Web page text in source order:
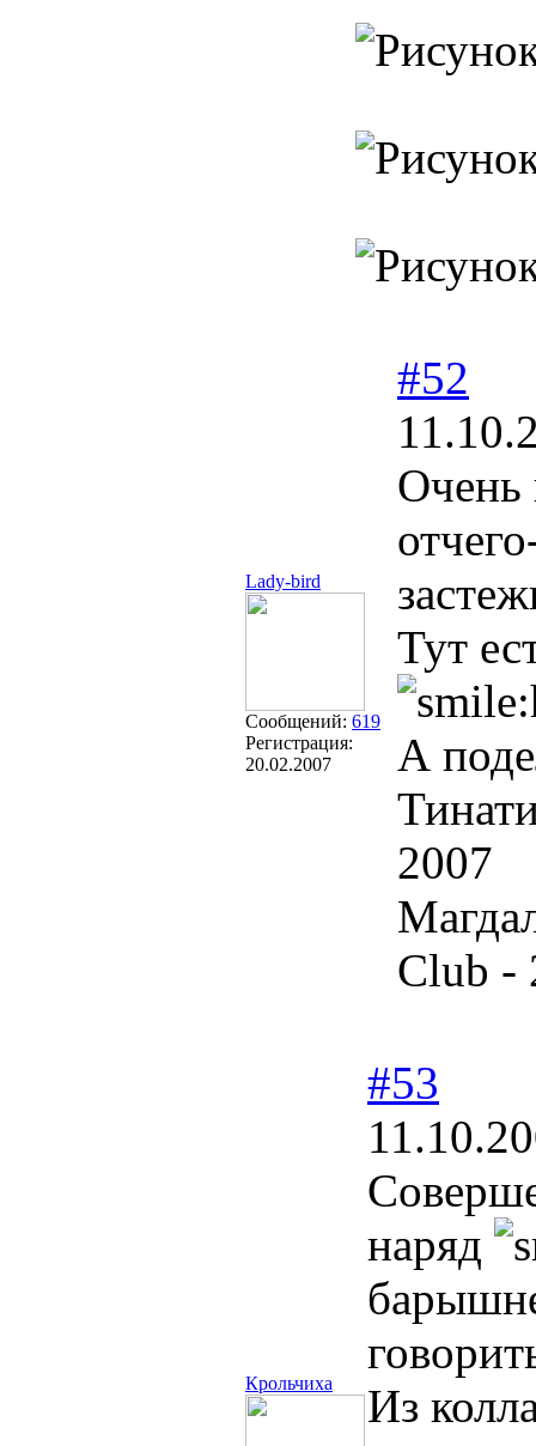
Lady-bird
Сообщений: 619
Регистрация:
20.02.2007
#52
Очень
Тут
А
2007
Club -
Крольчиха
#53
наряд
Из